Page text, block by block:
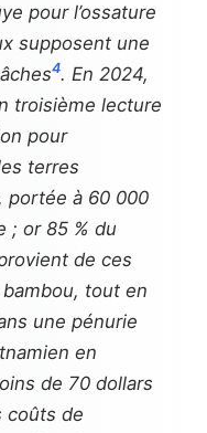
pour l’ossature
supposent une
4. En 2024,
troisième lecture
pour
terres
portée à 60 000
; or 85 % du
de ces
tout en
une pénurie
en
de 70 dollars
coûts de